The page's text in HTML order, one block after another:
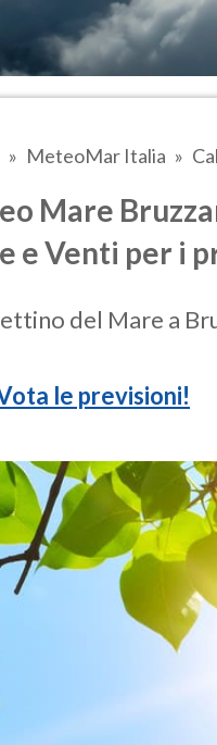
MeteoMar Italia
Mare
e Venti per i
del Mare a
le previsioni!